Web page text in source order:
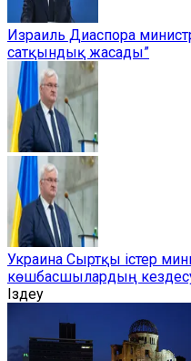
Израиль Диаспора
сатқындық жасады”
Украина Сыртқы істер
көшбасшылардың
Іздеу